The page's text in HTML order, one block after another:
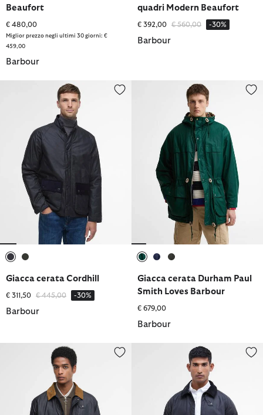
Beaufort
€ 480,00
Miglior prezzo negli ultimi 30 giorni: €
459,00
Barbour
quadri Modern Beaufort
€ 392,00 Prezzo ridotto da
€ 560,00a -30%
Barbour
Giacca cerata Cordhill
Giacca cerata Cordhill
€ 311,50 Prezzo ridotto da
€ 445,00a -30%
Barbour
Giacca cerata Durham Paul
Giacca cerata Durham Paul
Smith Loves Barbour
€ 679,00
Barbour
Giacca cerata Modern Bedale Giacca cerata corta Bedale